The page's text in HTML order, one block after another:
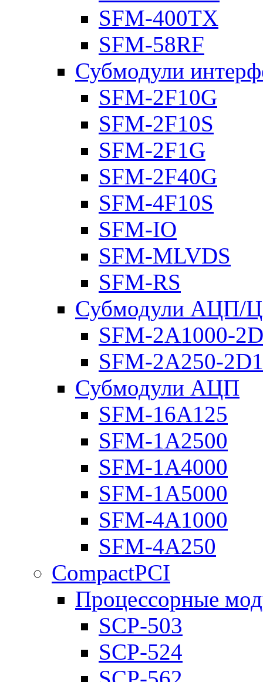
SFM-400TX
SFM-58RF
Субмодули
SFM-2F10G
SFM-2F10S
SFM-2F1G
SFM-2F40G
SFM-4F10S
SFM-IO
SFM-MLVDS
SFM-RS
Субмодули АЦП/
SFM-2A1000-
SFM-2A250-
Субмодули АЦП
SFM-16A125
SFM-1A2500
SFM-1A4000
SFM-1A5000
SFM-4A1000
SFM-4A250
CompactPCI
Процессорные
SCP-503
SCP-524